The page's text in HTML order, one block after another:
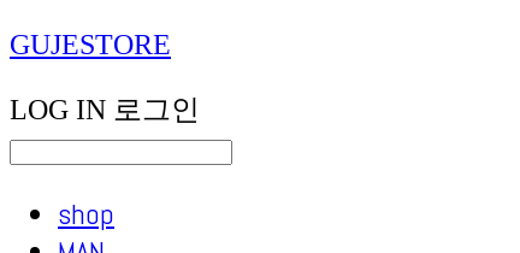
GUJESTORE
LOG IN 로그인
shop